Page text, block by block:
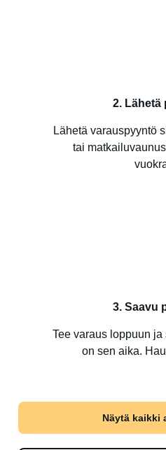
2. Lähetä
Lähetä varauspyyntö
tai
3. Saavu
Tee varaus loppuun
on sen aika.
Näytä kaikki